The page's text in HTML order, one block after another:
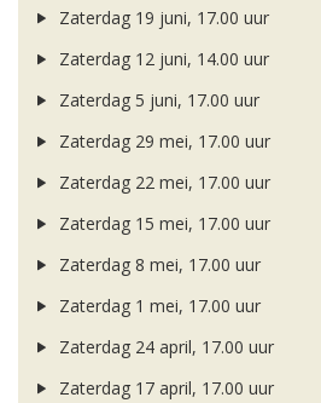
Zaterdag 19 juni, 17.00 uur
Zaterdag 12 juni, 14.00 uur
Zaterdag 5 juni, 17.00 uur
Zaterdag 29 mei, 17.00 uur
Zaterdag 22 mei, 17.00 uur
Zaterdag 15 mei, 17.00 uur
Zaterdag 8 mei, 17.00 uur
Zaterdag 1 mei, 17.00 uur
Zaterdag 24 april, 17.00 uur
Zaterdag 17 april, 17.00 uur